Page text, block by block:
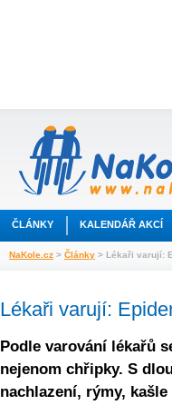
ČLÁNKY KALENDÁŘ AKCÍ
NaKole.cz > Články > Lékaři varují:
Lékaři varují:
Podle varování lékařů
nejenom chřipky. S
nachlazení, rýmy,